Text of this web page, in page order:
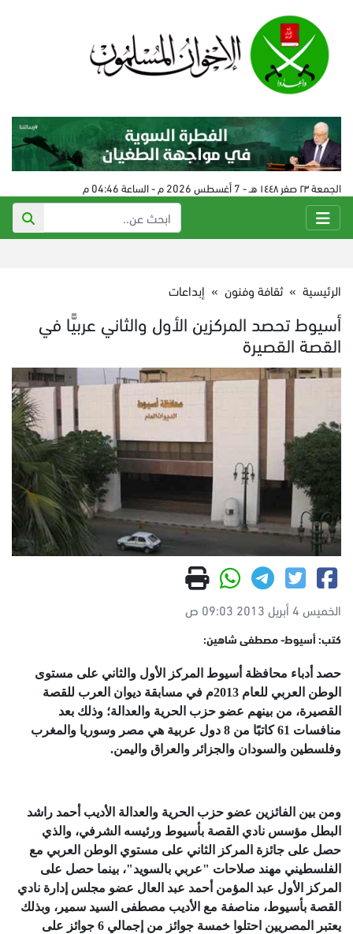
الجمعة ٢٣ صفر ١٤٤٨ هـ - 7 أغسطس 2026 م - الساعة 04:46 م
الرئيسية » ثقافة وفنون » إبداعات
أسيوط تحصد المركزين الأول والثاني عربيًّا في
القصة القصيرة
الخميس 4 أبريل 2013 09:03 ص
كتب: أسيوط- مصطفى شاهين:
حصد أدباء محافظة أسيوط المركز الأول والثاني على مستوى
الوطن العربي للعام 2013م في مسابقة ديوان العرب للقصة
القصيرة، من بينهم عضو حزب الحرية والعدالة؛ وذلك بعد
منافسات 61 كاتبًا من 8 دول عربية هي مصر وسوريا والمغرب
وفلسطين والسودان والجزائر والعراق واليمن.
ومن بين الفائزين عضو حزب الحرية والعدالة الأديب أحمد راشد
البطل مؤسس نادي القصة بأسيوط ورئيسه الشرفي، والذي
حصل على جائزة المركز الثاني على مستوي الوطن العربي مع
الفلسطيني مهند صلاحات "عربي بالسويد"، بينما حصل على
المركز الأول عبد المؤمن أحمد عبد العال عضو مجلس إدارة نادي
القصة بأسيوط، مناصفة مع الأديب مصطفى السيد سمير، وبذلك
يعتبر المصريين احتلوا خمسة جوائز من إجمالي 6 جوائز على